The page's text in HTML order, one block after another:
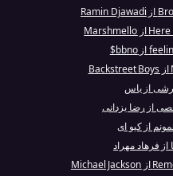
از یاس
از رضا یزدانی
از کیو ای
از فرهاد مهراد